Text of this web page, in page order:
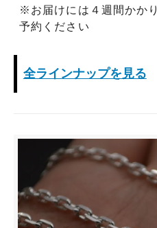
※お届けには４週間かか
予約ください
全ラインナップを見る